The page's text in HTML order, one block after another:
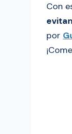
Con
por